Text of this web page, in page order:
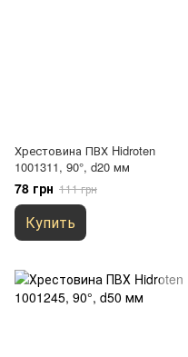
Хрестовина ПВХ Hidroten
1001311, 90°, d20 мм
78 грн 111 грн
Купить